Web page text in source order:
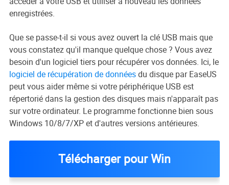
enregistrées.
Que se passe-t-il si vous avez ouvert la clé USB mais que
vous constatez qu'il manque quelque chose ? Vous avez
besoin d'un logiciel tiers pour récupérer vos données. Ici, le
logiciel de récupération de donnéesdu disque par EaseUS
peut vous aider même si votre périphérique USB est
répertorié dans la gestion des disques mais n'apparaît pas
sur votre ordinateur. Le programme fonctionne bien sous
Windows 10/8/7/XP et d'autres versions antérieures.
Télécharger pour Win